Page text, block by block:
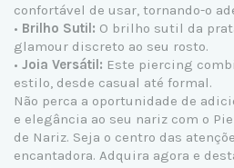
confortável de usar, tornando-o
• Brilho Sutil: O brilho sutil da
glamour discreto ao seu rosto.
• Joia Versátil: Este piercing
estilo, desde casual até formal.
Não perca a oportunidade de
e elegância ao seu nariz com o
de Nariz. Seja o centro das
encantadora. Adquira agora e